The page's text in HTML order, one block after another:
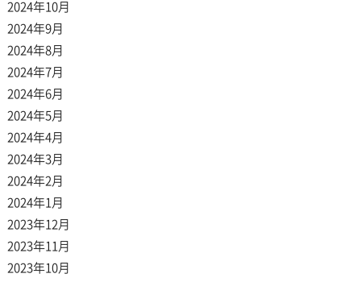
2024年10月
2024年9月
2024年8月
2024年7月
2024年6月
2024年5月
2024年4月
2024年3月
2024年2月
2024年1月
2023年12月
2023年11月
2023年10月